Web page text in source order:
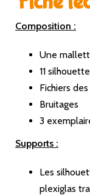
Composition :
Une
11
Fichiers
Bruitages
3
Supports :
Les
plexiglas